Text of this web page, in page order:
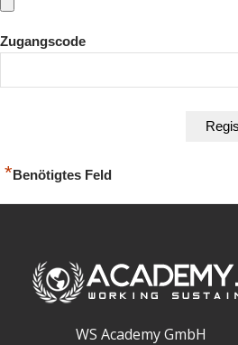
Zugangscode
*Benötigtes Feld
WS Academy GmbH